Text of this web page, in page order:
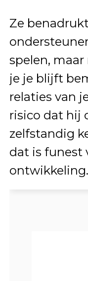
Ze
spelen, maar
je je blijft
relaties van
risico dat hij
zelfstandig
dat is funest